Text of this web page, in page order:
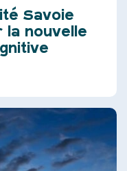
Savoie
la nouvelle